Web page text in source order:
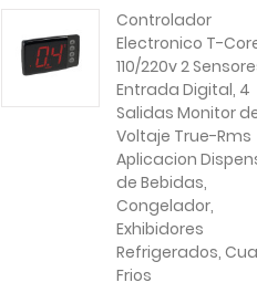
Controlador
Electronico T-
110/220v 2
Entrada Digital, 4
Salidas Monitor
Voltaje True-Rms
Aplicacion
de Bebidas,
Congelador,
Exhibidores
Refrigerados,
Frios